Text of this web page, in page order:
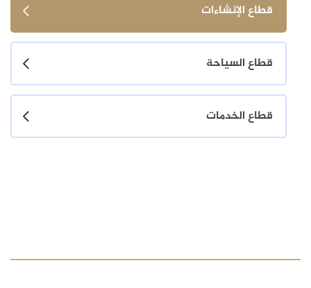
قطاع الإنشاءات
قطاع السياحة
قطاع الخدمات